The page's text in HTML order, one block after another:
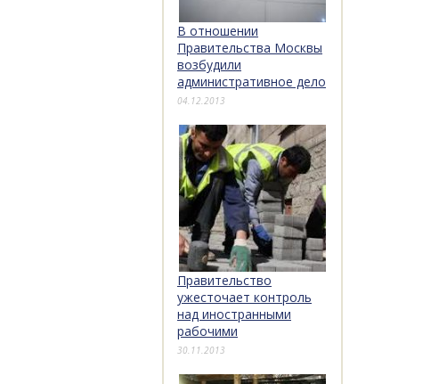
В отношении
Правительства Москвы
возбудили
административное дело
04.12.2013
Правительство
ужесточает контроль
над иностранными
рабочими
30.11.2013